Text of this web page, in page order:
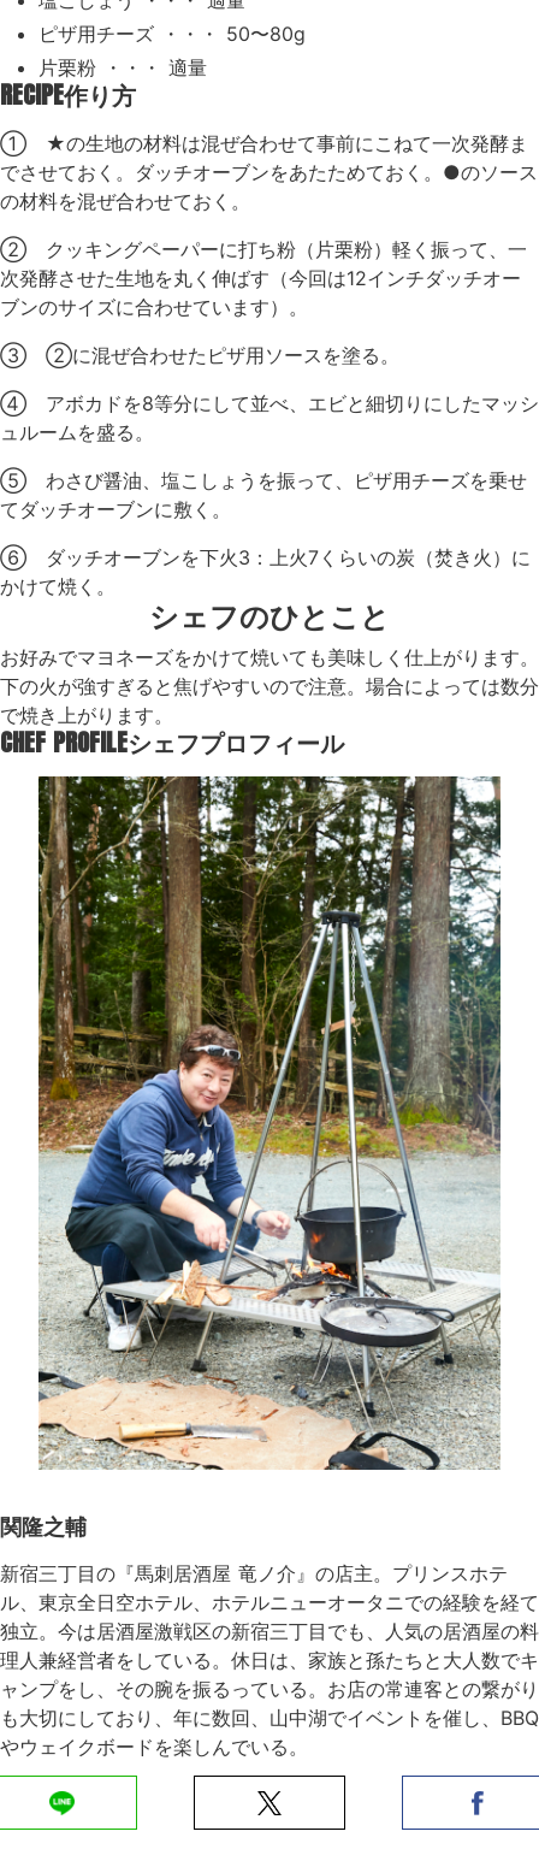
ピザ用チーズ ・・・ 50〜80g
片栗粉 ・・・ 適量
RECIPE作り方
① ★の生地の材料は混ぜ合わせて事前にこねて一次発酵ま
でさせておく。ダッチオーブンをあたためておく。●のソース
の材料を混ぜ合わせておく。
② クッキングペーパーに打ち粉（片栗粉）軽く振って、一
次発酵させた生地を丸く伸ばす（今回は12インチダッチオー
ブンのサイズに合わせています）。
③ ②に混ぜ合わせたピザ用ソースを塗る。
④ アボカドを8等分にして並べ、エビと細切りにしたマッシ
ュルームを盛る。
⑤ わさび醤油、塩こしょうを振って、ピザ用チーズを乗せ
てダッチオーブンに敷く。
⑥ ダッチオーブンを下火3：上火7くらいの炭（焚き火）に
かけて焼く。
シェフのひとこと
お好みでマヨネーズをかけて焼いても美味しく仕上がります。
下の火が強すぎると焦げやすいので注意。場合によっては数分
で焼き上がります。
CHEF PROFILEシェフプロフィール
関隆之輔
新宿三丁目の『馬刺居酒屋 竜ノ介』の店主。プリンスホテ
ル、東京全日空ホテル、ホテルニューオータニでの経験を経て
独立。今は居酒屋激戦区の新宿三丁目でも、人気の居酒屋の料
理人兼経営者をしている。休日は、家族と孫たちと大人数でキ
ャンプをし、その腕を振るっている。お店の常連客との繋がり
も大切にしており、年に数回、山中湖でイベントを催し、BBQ
やウェイクボードを楽しんでいる。